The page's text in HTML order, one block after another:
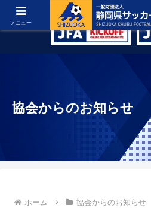
グラウンド紹介 リンク集
協会からのお知らせ
ホーム 協会からのお知らせ
メニュー